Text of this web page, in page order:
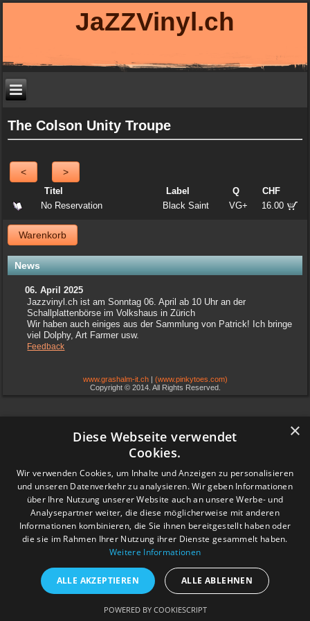
JaZZVinyl.ch
The Colson Unity Troupe
< >
Titel Label Q
CHF
No Reservation
Black Saint VG+ 16.00
Warenkorb
News
06. April 2025
Jazzvinyl.ch ist am Sonntag 06. April ab 10 Uhr an der
Schallplattenbörse im Volkshaus in Zürich
Wir haben auch einiges aus der Sammlung von Patrick! Ich bringe
viel Dolphy, Art Farmer usw.
Feedback
www.grashalm-it.ch| (www.pinkytoes.com)
Copyright © 2014. All Rights Reserved.
×
Diese Webseite verwendet
Cookies.
Wir verwenden Cookies, um Inhalte und Anzeigen zu personalisieren
und unseren Datenverkehr zu analysieren. Wir geben Informationen
über Ihre Nutzung unserer Website auch an unsere Werbe- und
Analysepartner weiter, die diese möglicherweise mit anderen
Informationen kombinieren, die Sie ihnen bereitgestellt haben oder
die sie im Rahmen Ihrer Nutzung ihrer Dienste gesammelt haben.
Weitere Informationen
ALLE AKZEPTIEREN ALLE ABLEHNEN
POWERED BY COOKIESCRIPT